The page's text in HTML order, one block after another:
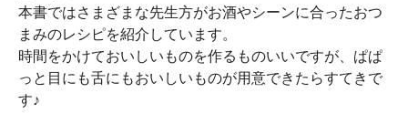
本書ではさまざまな先生方がお酒やシーンに合ったおつ
まみのレシピを紹介しています。
時間をかけておいしいものを作るものいいですが、ぱぱ
っと目にも舌にもおいしいものが用意できたらすてきで
す♪